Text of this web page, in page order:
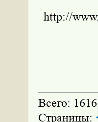
http://
Всего:
Страницы: